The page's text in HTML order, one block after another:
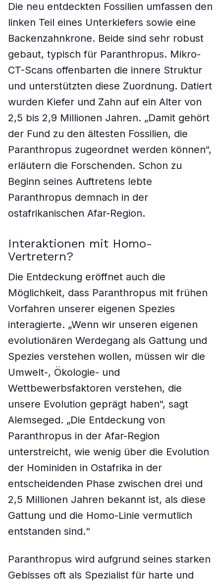
Die neu entdeckten Fossilien umfassen den
linken Teil eines Unterkiefers sowie eine
Backenzahnkrone. Beide sind sehr robust
gebaut, typisch für Paranthropus. Mikro-
CT-Scans offenbarten die innere Struktur
und unterstützten diese Zuordnung. Datiert
wurden Kiefer und Zahn auf ein Alter von
2,5 bis 2,9 Millionen Jahren. „Damit gehört
der Fund zu den ältesten Fossilien, die
Paranthropus zugeordnet werden können“,
erläutern die Forschenden. Schon zu
Beginn seines Auftretens lebte
Paranthropus demnach in der
ostafrikanischen Afar-Region.
Interaktionen mit Homo-
Vertretern?
Die Entdeckung eröffnet auch die
Möglichkeit, dass Paranthropus mit frühen
Vorfahren unserer eigenen Spezies
interagierte. „Wenn wir unseren eigenen
evolutionären Werdegang als Gattung und
Spezies verstehen wollen, müssen wir die
Umwelt-, Ökologie- und
Wettbewerbsfaktoren verstehen, die
unsere Evolution geprägt haben“, sagt
Alemseged. „Die Entdeckung von
Paranthropus in der Afar-Region
unterstreicht, wie wenig über die Evolution
der Hominiden in Ostafrika in der
entscheidenden Phase zwischen drei und
2,5 Millionen Jahren bekannt ist, als diese
Gattung und die Homo-Linie vermutlich
entstanden sind.“
Paranthropus wird aufgrund seines starken
Gebisses oft als Spezialist für harte und